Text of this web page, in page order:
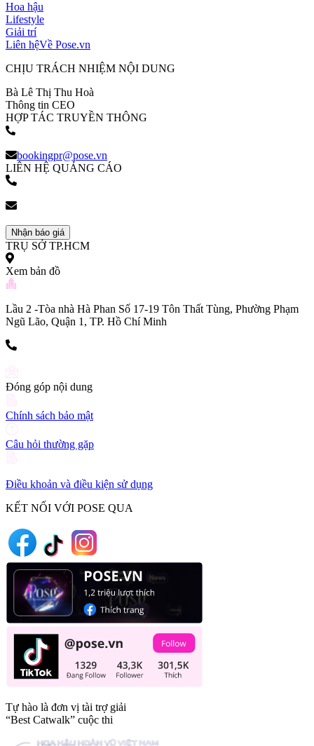
Hoa hậu
Lifestyle
Giải trí
Liên hệVề Pose.vn
CHỊU TRÁCH NHIỆM NỘI DUNG
Bà Lê Thị Thu Hoà
Thông tin CEO
HỢP TÁC TRUYỀN THÔNG
bookingpr@pose.vn
LIÊN HỆ QUẢNG CÁO
Nhận báo giá
TRỤ SỞ TP.HCM
Xem bản đồ
Lầu 2 -Tòa nhà Hà Phan Số 17-19 Tôn Thất Tùng, Phường Phạm
Ngũ Lão, Quận 1, TP. Hồ Chí Minh
Đóng góp nội dung
Chính sách bảo mật
Câu hỏi thường gặp
Điều khoản và điều kiện sử dụng
KẾT NỐI VỚI POSE QUA
Tự hào là đơn vị tài trợ giải
“Best Catwalk” cuộc thi